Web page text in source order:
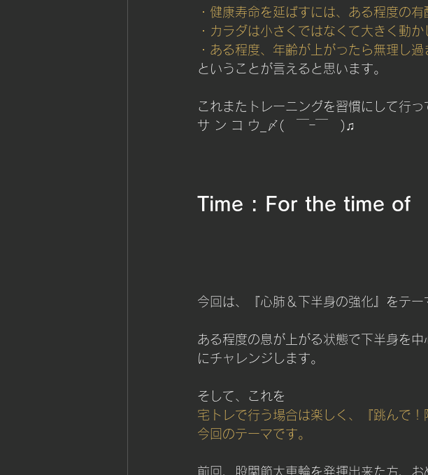
・健康寿命を延ばすには、ある程度の
・カラダは小さくではなくて大きく動
・ある程度、年齢が上がったら無理し過
ということが言えると思います。
これまたトレーニングを習慣にして行
サ ン コ ウ_〆(　￣ｰ￣　)♫
Time : For the time of
今回は、『心肺＆下半身の強化』をテー
ある程度の息が上がる状態で下半身を
にチャレンジします。
そして、これを
宅トレで行う場合は楽しく、『跳んで
今回のテーマです。
前回、股関節大車輪を発揮出来た方